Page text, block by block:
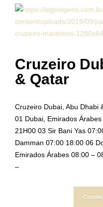
Cruzeiro
& Qatar
Cruzeiro Dubai, Abu Dhabi
01 Dubai, Emirados
21H00 03 Sir Bani Yas
Damman 07:00 18:00 06
Emirados Árabes 08:00 –
–